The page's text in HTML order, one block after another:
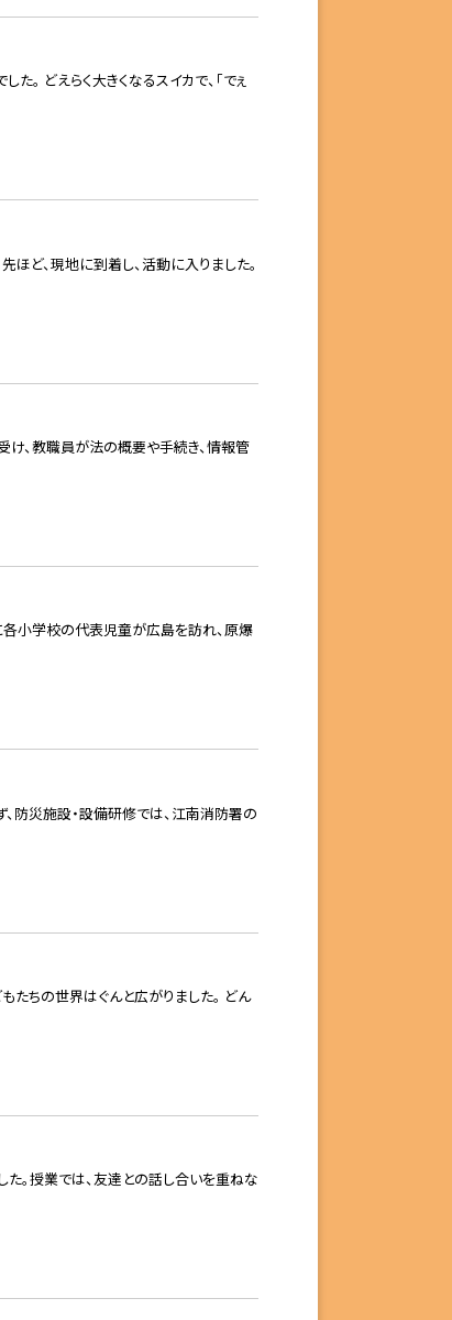
た。 どえらく大きくなるスイカで、「でぇ
ほど、現地に到着し、活動に入りました。
け、教職員が法の概要や手続き、情報管
小学校の代表児童が広島を訪れ、原爆
防災施設・設備研修では、江南消防署の
たちの世界はぐんと広がりました。 どん
た。授業では、友達との話し合いを重ねな